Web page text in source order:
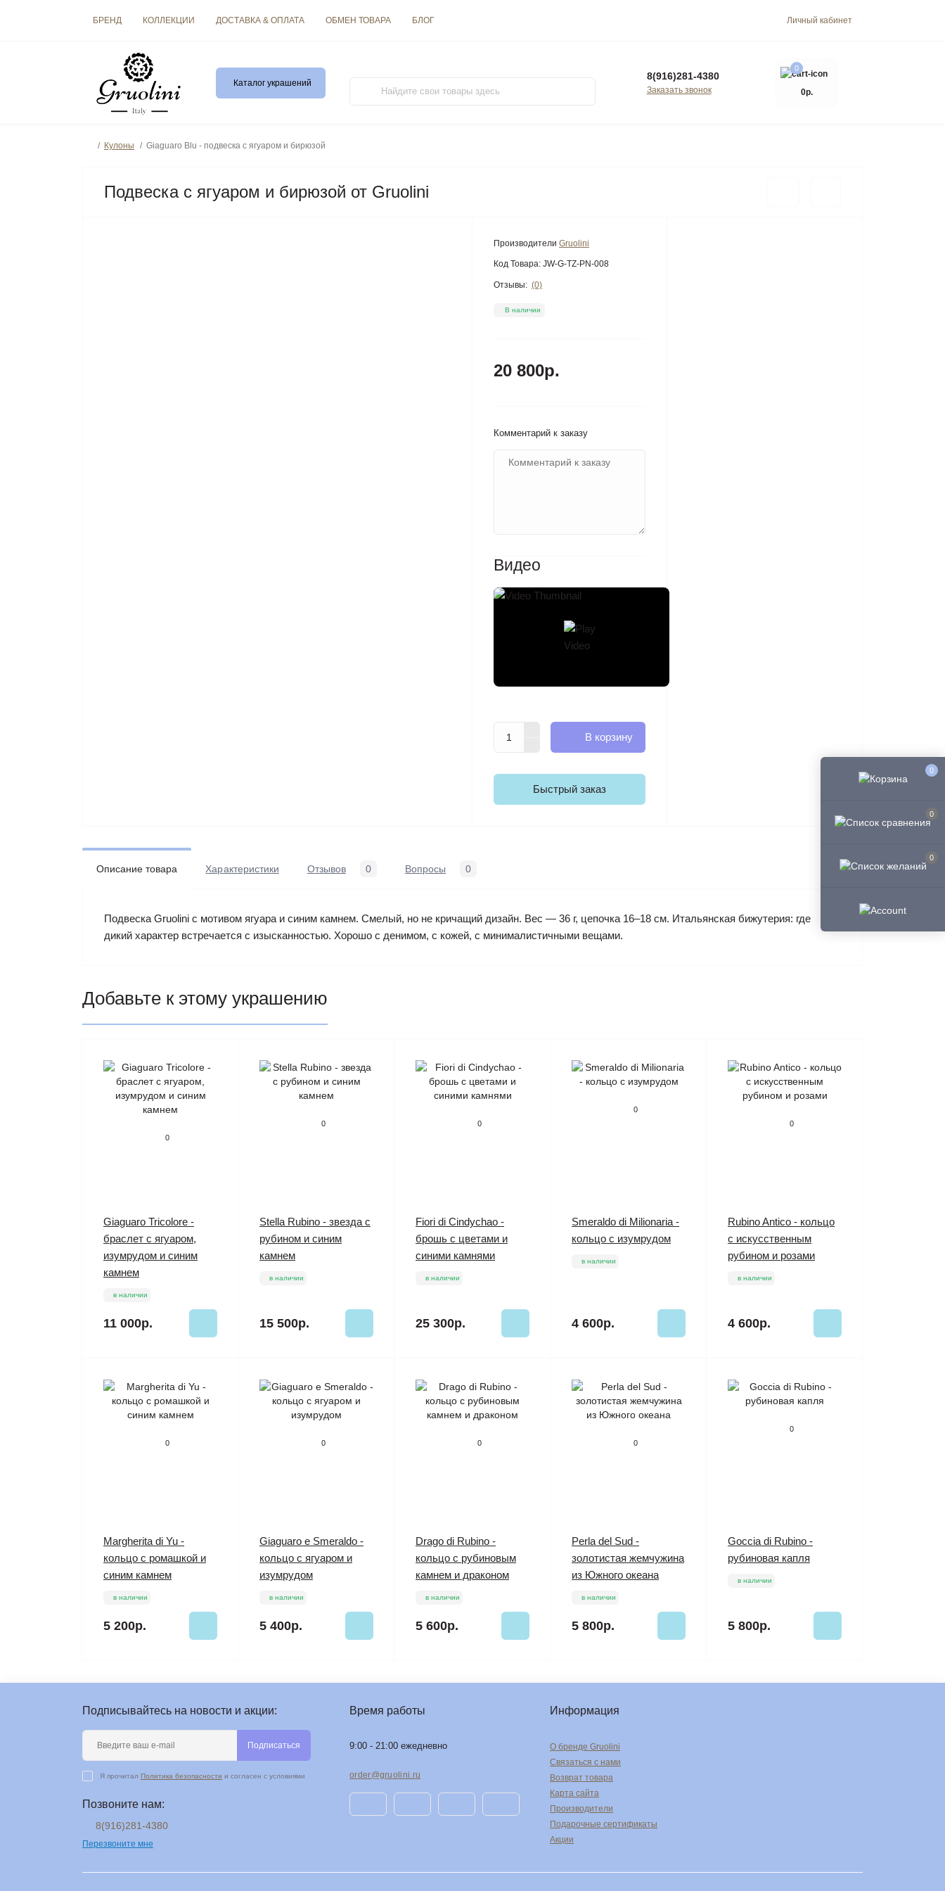
0
0
0
БРЕНД КОЛЛЕКЦИИ ДОСТАВКА & ОПЛАТА ОБМЕН ТОВАРА БЛОГ Личный кабинет
Каталог украшений
8(916)281-4380
Заказать звонок
0
0р.
Кулоны Giaguaro Blu - подвеска с ягуаром и бирюзой
Подвеска с ягуаром и бирюзой от Gruolini
Производители Gruolini
Код Товара: JW-G-TZ-PN-008
Отзывы: (0)
В наличии
20 800р.
Комментарий к заказу
Видео
В корзину
Быстрый заказ
Описание товара Характеристики Отзывов 0 Вопросы 0
Подвеска Gruolini с мотивом ягуара и синим камнем. Смелый, но не кричащий дизайн. Вес — 36 г, цепочка 16–18 см. Итальянская бижутерия: где
дикий характер встречается с изысканностью. Хорошо с денимом, с кожей, с минималистичными вещами.
Добавьте к этому украшению
0
Giaguaro Tricolore -
браслет с ягуаром,
изумрудом и синим
камнем
в наличии
11 000р.
0
Stella Rubino - звезда с
рубином и синим
камнем
в наличии
15 500р.
0
Fiori di Cindychao -
брошь с цветами и
синими камнями
в наличии
25 300р.
0
Smeraldo di Milionaria -
кольцо с изумрудом
в наличии
4 600р.
0
Rubino Antico - кольцо
с искусственным
рубином и розами
в наличии
4 600р.
0
Margherita di Yu -
кольцо с ромашкой и
синим камнем
в наличии
5 200р.
0
Giaguaro e Smeraldo -
кольцо с ягуаром и
изумрудом
в наличии
5 400р.
0
Drago di Rubino -
кольцо с рубиновым
камнем и драконом
в наличии
5 600р.
0
Perla del Sud -
золотистая жемчужина
из Южного океана
в наличии
5 800р.
0
Goccia di Rubino -
рубиновая капля
в наличии
5 800р.
Подписывайтесь на новости и акции:
Подписаться
Я прочитал Политика безопасности и согласен с условиями
Позвоните нам:
8(916)281-4380
Перезвоните мне
Время работы
9:00 - 21:00 ежедневно
order@gruolini.ru
Информация
О бренде Gruolini
Связаться с нами
Возврат товара
Карта сайта
Производители
Подарочные сертификаты
Акции